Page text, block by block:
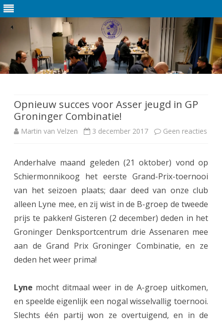
de
inhoud
Opnieuw succes voor Asser jeugd in GP
Groninger Combinatie!
Martin van Velzen 3 december 2017 Geen reacties
O
i
e
s
u
Anderhalve maand geleden (21 oktober) vond op
Schiermonnikoog het eerste Grand-Prix-toernooi
van het seizoen plaats; daar deed van onze club
alleen Lyne mee, en zij wist in de B-groep de tweede
prijs te pakken! Gisteren (2 december) deden in het
Groninger Denksportcentrum drie Assenaren mee
aan de Grand Prix Groninger Combinatie, en ze
deden het weer prima!
Lyne mocht ditmaal weer in de A-groep uitkomen,
en speelde eigenlijk een nogal wisselvallig toernooi.
Slechts één partij won ze overtuigend, en in de